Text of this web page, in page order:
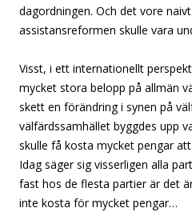
dagordningen. Och det vore
assistansreformen skulle vara
Visst, i ett internationellt
mycket stora belopp på allmän
skett en förändring i synen på
välfärdssamhället byggdes upp
skulle få kosta mycket pengar
Idag säger sig visserligen alla
fast hos de flesta partier är det
inte kosta för mycket pengar…